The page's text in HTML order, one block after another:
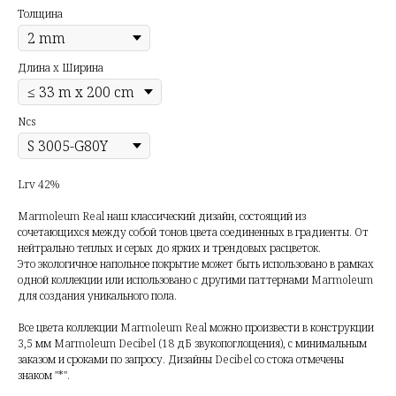
Толщина
Длина х Ширина
Ncs
Lrv 42%
Marmoleum Real наш классический дизайн, состоящий из
сочетающихся между собой тонов цвета соединенных в градиенты. От
нейтрально теплых и серых до ярких и трендовых расцветок.
Это экологичное напольное покрытие может быть использовано в рамках
одной коллекции или использовано с другими паттернами Marmoleum
для создания уникального пола.
Все цвета коллекции Marmoleum Real можно произвести в конструкции
3,5 мм Marmoleum Decibel (18 дБ звукопоглощения), с минимальным
заказом и сроками по запросу. Дизайны Decibel со стока отмечены
знаком "*".